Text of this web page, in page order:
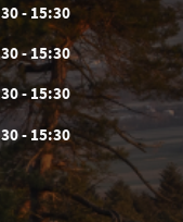
- 15:30
- 15:30
- 15:30
- 15:30